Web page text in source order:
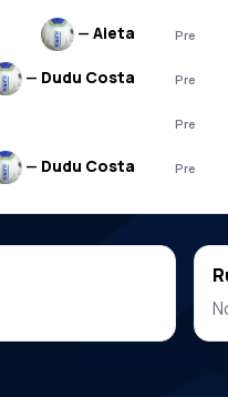
—Aieta Pre
— Dudu Costa Pre
Pre
— Dudu Costa Pre